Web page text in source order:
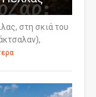
στη σκιά του